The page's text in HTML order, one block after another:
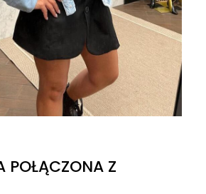
POŁĄCZONA Z